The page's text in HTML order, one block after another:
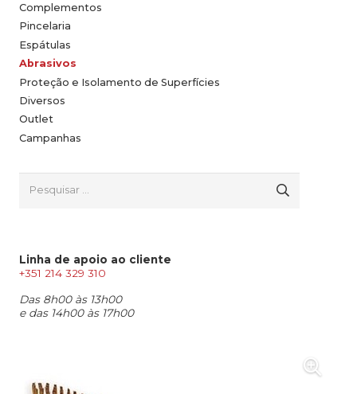
Complementos
Pincelaria
Espátulas
Abrasivos
Proteção e Isolamento de Superfícies
Diversos
Outlet
Campanhas
Linha de apoio ao cliente
+351 214 329 310
Das 8h00 às 13h00
e das 14h00 às 17h00